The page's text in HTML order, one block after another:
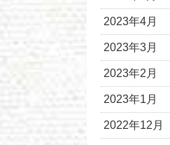
2023年4月
2023年3月
2023年2月
2023年1月
2022年12月